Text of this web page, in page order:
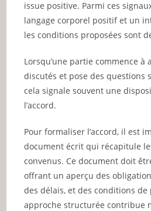
issue positive. Parmi ces
langage corporel positif et un
les conditions proposées sont
Lorsqu’une partie commence à
discutés et pose des questions
cela signale souvent une
l’accord.
Pour formaliser l’accord, il est
document écrit qui récapitule
convenus. Ce document doit
offrant un aperçu des
des délais, et des conditions de
approche structurée contribue